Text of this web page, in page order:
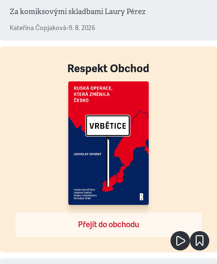
Za komiksovými skladbami Laury Pérez
Kateřina Čopjaková•9. 8. 2026
Respekt Obchod
Přejít do obchodu